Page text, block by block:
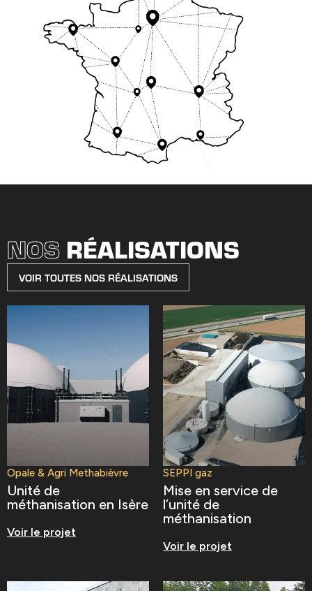
NOS RÉALISATIONS
VOIR TOUTES NOS RÉALISATIONS
Opale & Agri Methabièvre
Unité de
méthanisation en Isère
Voir le projet
SEPPI gaz
Mise en service de
l’unité de
méthanisation
Voir le projet